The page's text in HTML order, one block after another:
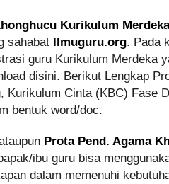
Kurikulum
sahabat Ilmuguru.org. Pada
guru Kurikulum Merdeka
disini. Berikut Lengkap
Kurikulum Cinta (KBC) Fase
bentuk word/doc.
Prota Pend. Agama
ibu guru bisa
dalam memenuhi